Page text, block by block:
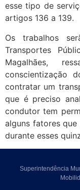
esse tipo de
artigos 136 a 139.
Os trabalhos
Transportes
Magalhães,
conscientização
contratar um
que é preciso
condutor tem
alguns fatores
durante esses
Superintendência